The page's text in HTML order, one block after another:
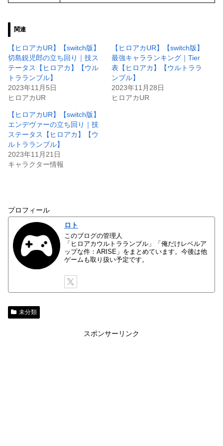
関連
【ヒロアカUR】【switch版】
切島鋭児郎の立ち回り｜技ス
テータス【ヒロアカ】【ウル
トラランブル】
2023年11月5日
ヒロアカUR
【ヒロアカUR】【switch版】
最強キャラランキング｜Tier
表【ヒロアカ】【ウルトララ
ンブル】
2023年11月28日
ヒロアカUR
【ヒロアカUR】【switch版】
エンデヴァーの立ち回り｜技
ステータス【ヒロアカ】【ウ
ルトラランブル】
2023年11月21日
キャラクター情報
プロフィール
ロト
このブログの管理人
「ヒロアカウルトラランブル」「俺だけレベルア
ップな件：ARISE」をまとめています。今後は他
ゲームも取り扱い予定です。
未分類
スポンサーリンク